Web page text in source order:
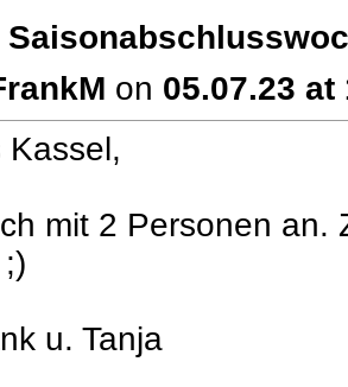
on 05.07.23 at
Kassel,
mit 2 Personen an.
u. Tanja